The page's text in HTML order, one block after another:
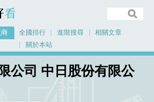
全國排行 進階搜尋
相關文章
關於本站
公司 中日股份有限公